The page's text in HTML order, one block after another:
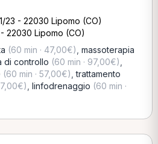
23 - 22030 Lipomo (CO)
22030 Lipomo (CO)
(60 min · 47,00€) massoterapia
di controllo (60 min · 97,00€)
(60 min · 57,00€) ,trattamento
linfodrenaggio (60 min ·